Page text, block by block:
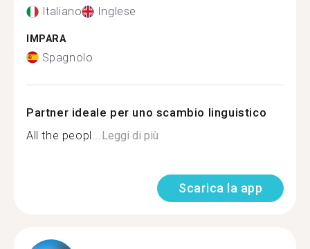
Italiano Inglese
IMPARA
Spagnolo
Partner ideale per uno scambio linguistico
All the peopl... Leggi di più
Scarica la app